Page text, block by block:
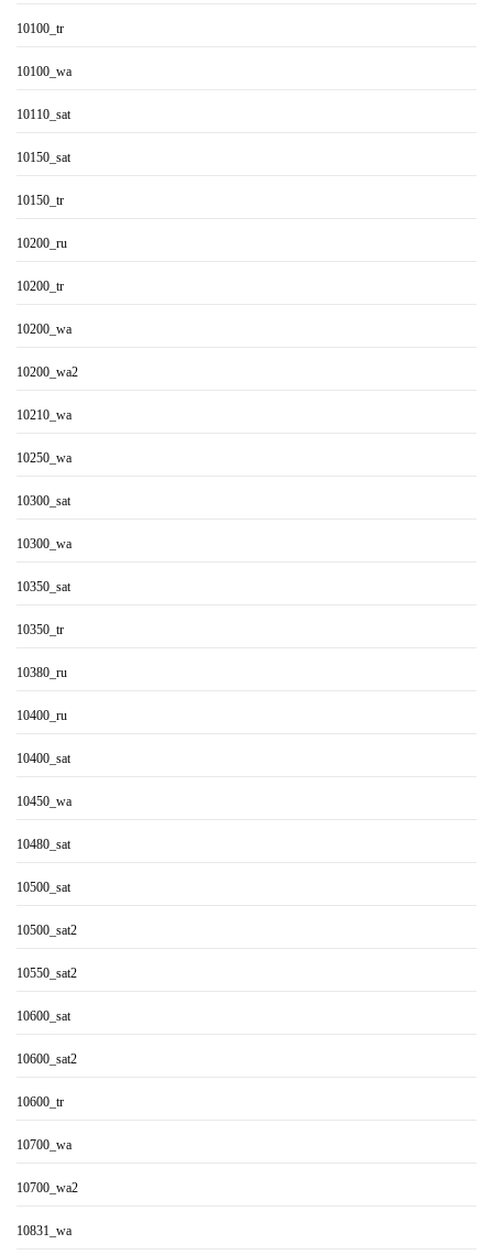
10100_tr
10100_wa
10110_sat
10150_sat
10150_tr
10200_ru
10200_tr
10200_wa
10200_wa2
10210_wa
10250_wa
10300_sat
10300_wa
10350_sat
10350_tr
10380_ru
10400_ru
10400_sat
10450_wa
10480_sat
10500_sat
10500_sat2
10550_sat2
10600_sat
10600_sat2
10600_tr
10700_wa
10700_wa2
10831_wa